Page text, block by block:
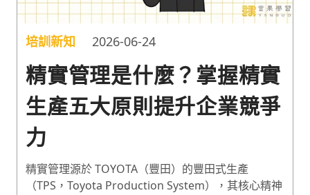
培訓新知 2026-06-24
精實管理是什麼？掌握精實
生產五大原則提升企業競爭
力
精實管理源於 TOYOTA（豐田）的豐田式生產
（TPS，Toyota Production System），其核心精神